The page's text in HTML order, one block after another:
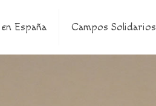
España Campos Solidarios